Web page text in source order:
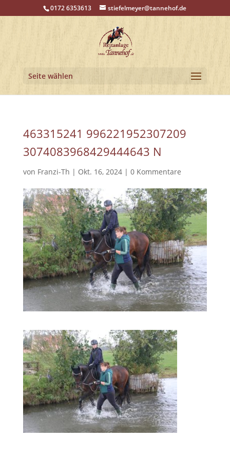
0172 6353613 stiefelmeyer@tannehof.de
Seite wählen
463315241 996221952307209
3074083968429444643 N
von Franzi-Th | Okt. 16, 2024| 0 Kommentare